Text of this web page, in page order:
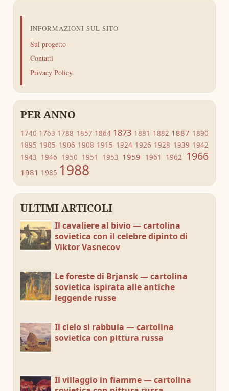
INFORMAZIONI SUL SITO
Sul progetto
Contatti
Privacy Policy
PER ANNO
1740 1763 1788 1857 1864 1873 1881 1882 1887 1890
1895 1905 1906 1908 1915 1924 1926 1928 1939 1942
1943 1946 1950 1951 1953 1959 1961 1962 1966
1981 1985 1988
ULTIMI ARTICOLI
Il cavaliere al bivio — cartolina
sovietica con il celebre dipinto di
Viktor Vasnecov
Le foreste di Brjansk — cartolina
sovietica ispirata alle antiche
leggende russe
Il cielo si rabbuia — cartolina
sovietica con pittura russa
Il villaggio in fiamme — cartolina